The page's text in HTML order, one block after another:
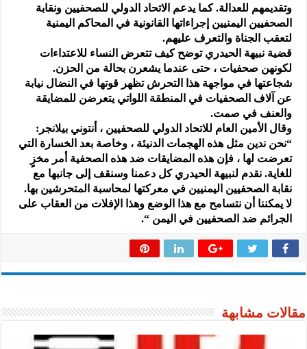
وتقديمهم للعدالة. كما يدعم الاتحاد الدولي للصحفيين ونقابة
الصحفيين اليمنيين إجراءاتها القانونية في المحاكم اليمنية
لتعقب الجناة والتعرف عليهم.
قضية نبيهة الحيدري توضح كيف تتعرض النساء للاعتداءات
لكونهن صحفيات ، حتى عندما يشعرن بحالة من الحزن.
شجاعتها في مواجهة هذا التحرش تظهر قوتها في النضال نيابة
عن آلاف الصحفيات في المنطقة اللواتي يتعرضن للمضايقة
والعنف في صمت.
وقال الأمين العام للاتحاد الدولي للصحفيين ، أنتوني بيلانجر:
“نحن ندين مثل هذه الهجمات الدنيئة ، وخاصة بعد الخسارة التي
تعرضت لها ، فإن هذه المضايقات ضد هذه الصحفية أمر مخزٍ
للغاية. نقدم لنبيهة الحيدري كل دعمنا وسنقف إلى جانبها مع
نقابة الصحفيين اليمنيين في معركتها لمحاسبة المتحرشين بها.
لا يمكننا أن نتسامح مع هذا الوضع وهذا الإفلات من العقاب على
الجرائم ضد الصحفيين في اليمن “.
مقالات مشابهة